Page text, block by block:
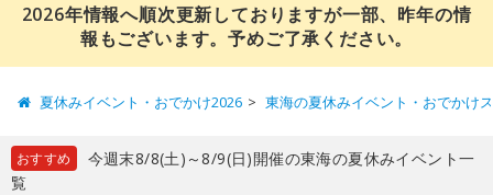
2026年情報へ順次更新しておりますが一部、昨年の情
報もございます。予めご了承ください。
夏休みイベント・おでかけ2026 東海の夏休みイベント・おでかけ
おすすめ
今週末8/8(土)～8/9(日)開催の東海の夏休みイベント一
覧